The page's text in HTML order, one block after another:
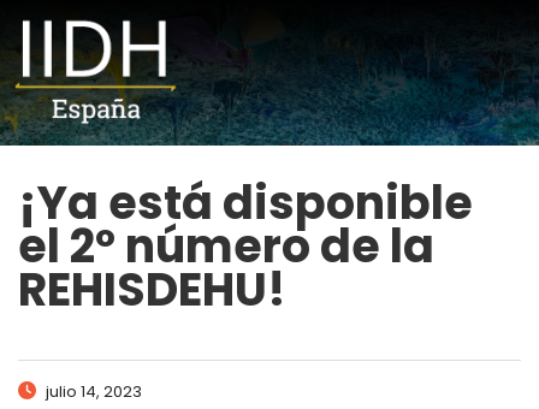
¡Ya está disponible
el 2º número de la
REHISDEHU!
julio 14, 2023